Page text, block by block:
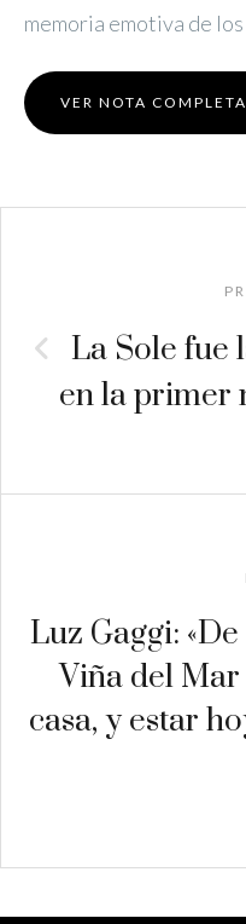
memoria emotiva de
VER NOTA COMPLETA
La Sole fue
en la primer
Luz Gaggi:
Viña del
casa, y estar